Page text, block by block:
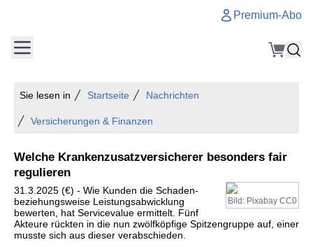
Premium-Abo
Sie lesen in Startseite Nachrichten
Versicherungen & Finanzen
Welche Krankenzusatzversicherer besonders fair
regulieren
Bild: Pixabay CC0
31.3.2025 (€) - Wie Kunden die Schaden-
beziehungsweise Leistungsabwicklung
bewerten, hat Servicevalue ermittelt. Fünf
Akteure rückten in die nun zwölfköpfige Spitzengruppe auf, einer
musste sich aus dieser verabschieden.